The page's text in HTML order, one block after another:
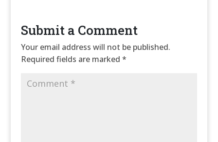
Submit a Comment
Your email address will not be published.
Required fields are marked *